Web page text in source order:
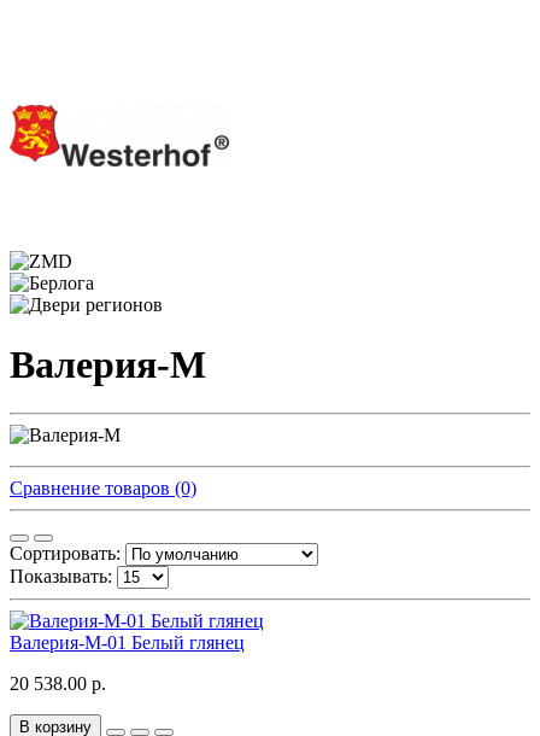
Валерия-М
Сравнение товаров (0)
Сортировать:
Показывать:
Валерия-М-01 Белый глянец
20 538.00 р.
В корзину